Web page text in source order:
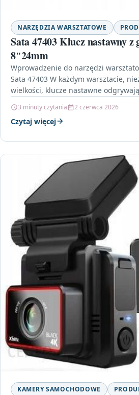
NARZĘDZIA WARSZTATOWE
Sata 47403 Klucz nastawny z
8″24mm
Wprowadzenie do narzędzi
Sata 47403 W każdym warsztacie,
wielkości, klucze nastawne
3 minuty czytania 2 czerwca 2026
Czytaj więcej
KAMERY SAMOCHODOWE